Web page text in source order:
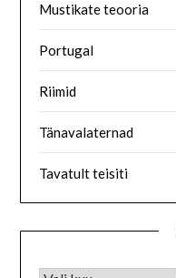
Mustikate teooria
Portugal
Riimid
Tänavalaternad
Tavatult teisiti